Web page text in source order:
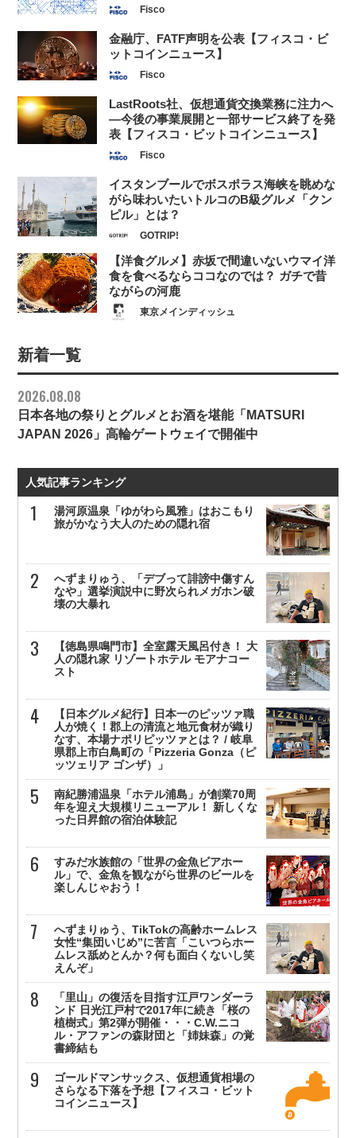
Fisco
金融庁、FATF声明を公表【フィスコ・ビ
ットコインニュース】
Fisco
LastRoots社、仮想通貨交換業務に注力へ
—今後の事業展開と一部サービス終了を発
表【フィスコ・ビットコインニュース】
Fisco
イスタンブールでボスポラス海峡を眺めな
がら味わいたいトルコのB級グルメ「クン
ピル」とは？
GOTRIP!
【洋食グルメ】赤坂で間違いないウマイ洋
食を食べるならココなのでは？ ガチで昔
ながらの河鹿
東京メインディッシュ
新着一覧
2026.08.08
日本各地の祭りとグルメとお酒を堪能「MATSURI
JAPAN 2026」高輪ゲートウェイで開催中
人気記事ランキング
湯河原温泉「ゆがわら風雅」はおこもり
旅がかなう大人のための隠れ宿
へずまりゅう、「デブって誹謗中傷すん
なや」選挙演説中に野次られメガホン破
壊の大暴れ
【徳島県鳴門市】全室露天風呂付き！ 大
人の隠れ家 リゾートホテル モアナコー
スト
【日本グルメ紀行】日本一のピッツァ職
人が焼く！郡上の清流と地元食材が織り
なす、本場ナポリピッツァとは？ / 岐阜
県郡上市白鳥町の「Pizzeria Gonza（ピ
ッツェリア ゴンザ）」
南紀勝浦温泉「ホテル浦島」が創業70周
年を迎え大規模リニューアル！ 新しくな
った日昇館の宿泊体験記
すみだ水族館の「世界の金魚ビアホー
ル」で、金魚を観ながら世界のビールを
楽しんじゃおう！
へずまりゅう、TikTokの高齢ホームレス
女性“集団いじめ”に苦言「こいつらホー
ムレス舐めとんか？何も面白くないし笑
えんぞ」
「里山」の復活を目指す江戸ワンダーラ
ンド 日光江戸村で2017年に続き「桜の
植樹式」第2弾が開催・・・C.W.ニコ
ル・アファンの森財団と「姉妹森」の覚
書締結も
ゴールドマンサックス、仮想通貨相場の
さらなる下落を予想【フィスコ・ビット
コインニュース】